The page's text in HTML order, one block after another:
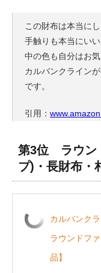
この財布は本当に
手触りも本当にいい
中の色も自分はお気
カルバンクライン
です。
引用：
第3位 ラウン
プ)・長財布・
カルバンク
ラウンドフ
品】